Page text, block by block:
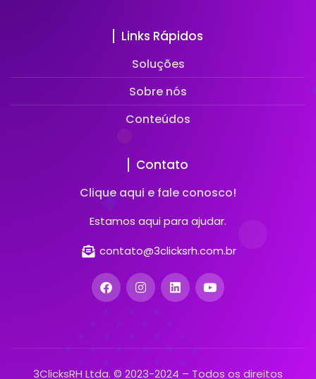
Links Rápidos
Soluções
Sobre nós
Conteúdos
Contato
Clique aqui e fale conosco!
Estamos aqui para ajudar.
contato@3clicksrh.com.br
3ClicksRH Ltda. © 2023-2024 – Todos os direitos